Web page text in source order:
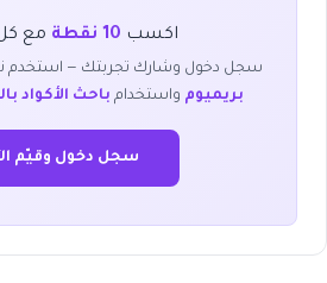
اكسب 10 نقطة مع
سجل دخول وشارك تجربتك — استخدم
بريميوم واستخدام باحث الأكواد
سجل دخول وقيّم